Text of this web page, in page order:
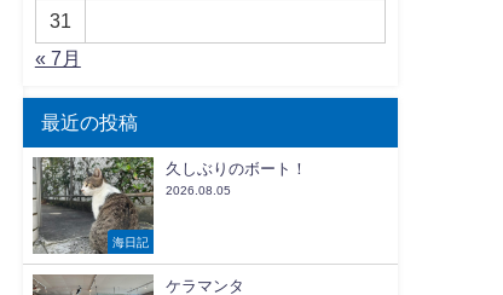
31
« 7月
最近の投稿
海日記
久しぶりのボート！
2026.08.05
ケラマンタ